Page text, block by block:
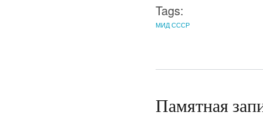
Tags:
МИД СССР
Памятная